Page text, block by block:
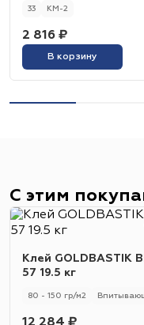
33 КМ-2
2 816 ₽
В корзину
С этим
Клей GOLDBASTIK
57 19.5 кг
80 - 150 гр/м2